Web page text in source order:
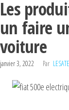
Les
un faire
voiture
janvier 3, 2022 Par